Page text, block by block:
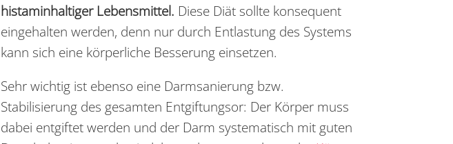
histaminhaltiger Lebensmittel. Diese Diät sollte konsequent
eingehalten werden, denn nur durch Entlastung des Systems
kann sich eine körperliche Besserung einsetzen.
Sehr wichtig ist ebenso eine Darmsanierung bzw.
Stabilisierung des gesamten Entgiftungsor: Der Körper muss
dabei entgiftet werden und der Darm systematisch mit guten